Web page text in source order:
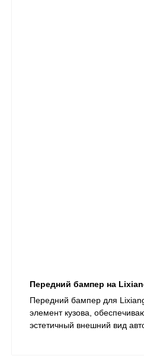
Передний бампер на
Передний бампер для
элемент кузова,
эстетичный внешний вид